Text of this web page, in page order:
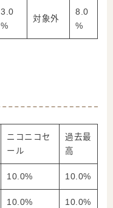
3.0
%
対象外
8.0
%
ニコニコセ
ール
過去最
高
10.0% 10.0%
10.0% 10.0%